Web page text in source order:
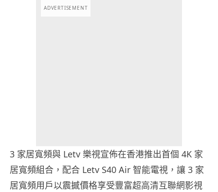
ADVERTISEMENT
3 家居寬頻與 Letv 樂視宣佈在香港推出首個 4K 家
居寬頻組合，配合 Letv S40 Air 智能電視，讓 3 家
居寬頻用戶以震撼價格享受豐富超高清互聯網影視